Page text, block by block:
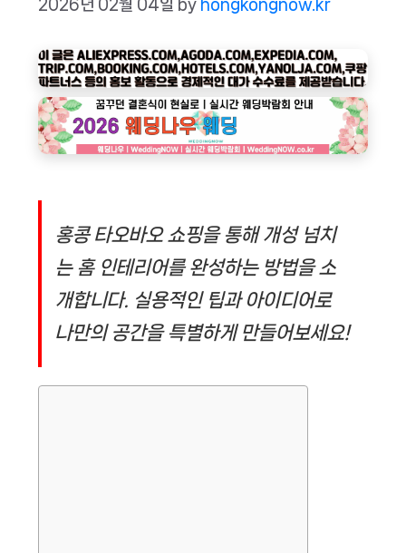
2026년 02월 04일 by hongkongnow.kr
홍콩 타오바오 쇼핑을 통해 개성 넘치
는 홈 인테리어를 완성하는 방법을 소
개합니다. 실용적인 팁과 아이디어로
나만의 공간을 특별하게 만들어보세요!